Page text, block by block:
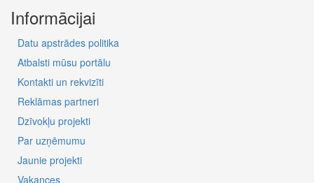
Informācijai
Datu apstrādes politika
Atbalsti mūsu portālu
Kontakti un rekvizīti
Reklāmas partneri
Dzīvokļu projekti
Par uzņēmumu
Jaunie projekti
Vakances